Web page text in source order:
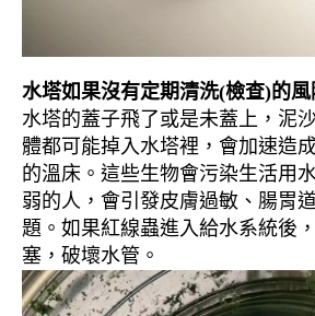
水塔如果沒有定期清洗(檢查)的風
水塔的蓋子飛了或是未蓋上，泥
體都可能掉入水塔裡，會加速造
的溫床。這些生物會污染生活用
弱的人，會引發皮膚過敏、腸胃
題。如果紅線蟲進入給水系統後
塞，破壞水管。